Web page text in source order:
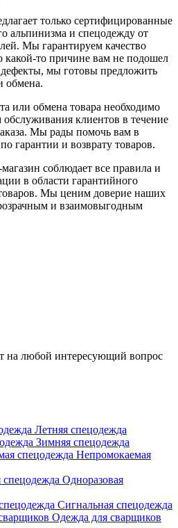
только сертифицированные
альпинизма и спецодежду от
Мы гарантируем качество
какой-то причине вам не подошел
мы готовы предложить
обмена.
или обмена товара необходимо
обслуживания клиентов в течение
Мы рады помочь вам в
гарантии и возврату товаров.
соблюдает все правила и
в области гарантийного
Мы ценим доверие наших
и взаимовыгодным
на любой интересующий вопрос
Летняя спецодежда
Зимняя спецодежда
Непромокаемая
Одноразовая
Сигнальная спецодежда
Одежда для сварщиков